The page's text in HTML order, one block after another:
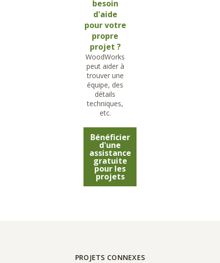
besoin
d'aide
pour votre
propre
projet ?
WoodWorks
peut aider à
trouver une
équipe, des
détails
techniques,
etc.
Bénéficier
d'une
assistance
gratuite
pour les
projets
PROJETS CONNEXES